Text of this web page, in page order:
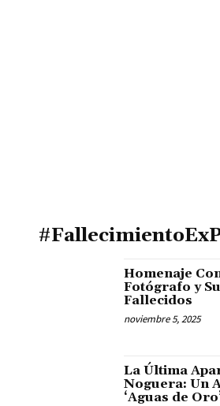
Homenaje
Fotógrafo y
Fallecidos
noviembre 5, 2025
La Última
Noguera: Un
‘Aguas de